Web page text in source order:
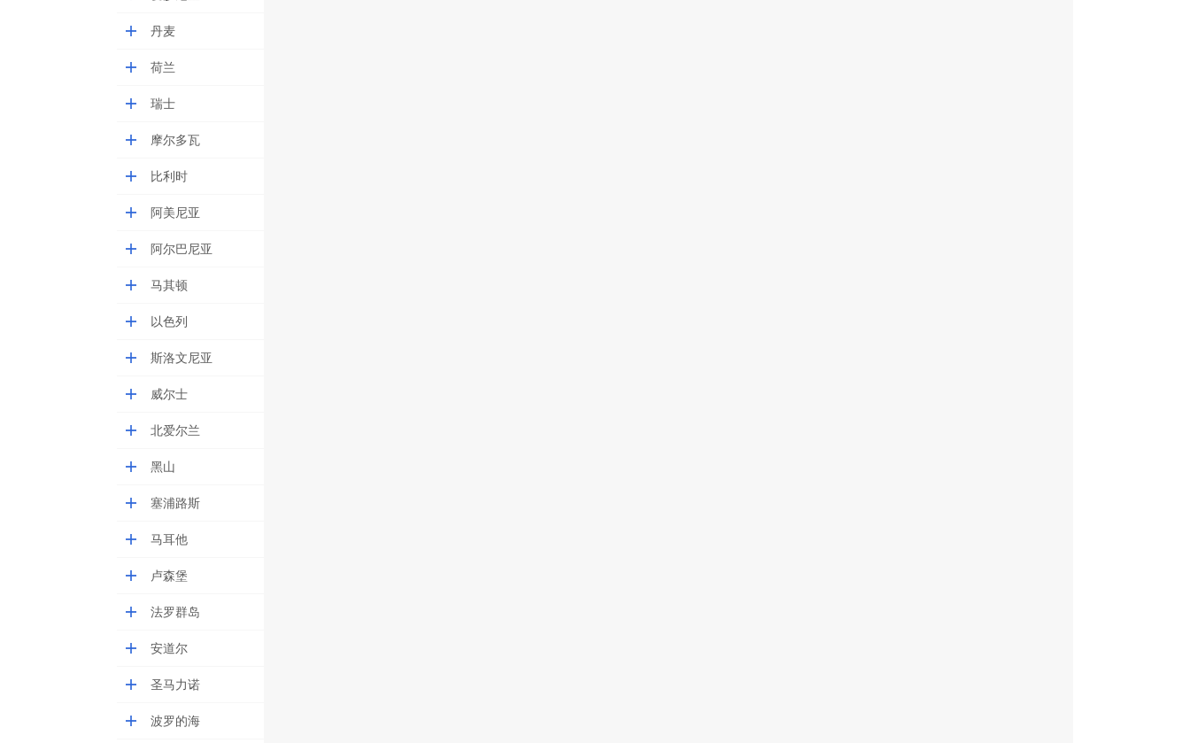
丹麦
荷兰
瑞士
摩尔多瓦
比利时
阿美尼亚
阿尔巴尼亚
马其顿
以色列
斯洛文尼亚
威尔士
北爱尔兰
黑山
塞浦路斯
马耳他
卢森堡
法罗群岛
安道尔
圣马力诺
波罗的海